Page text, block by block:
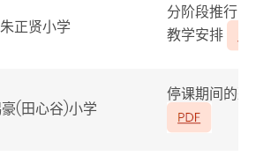
正贤小学
分阶段推行
教学安排
(田心谷)小学
停课期间的